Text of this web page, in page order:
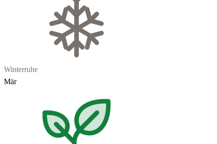
Winterruhe
Mär